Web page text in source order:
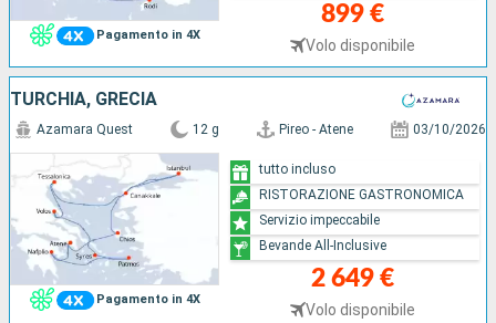
Pagamento in 4X
899 €
Volo disponibile
TURCHIA, GRECIA
Pagamento in 4X
Azamara Quest 12 g Pireo - Atene 03/10/2026
2 649 €
Volo disponibile
tutto incluso
RISTORAZIONE GASTRONOMICA
Servizio impeccabile
Bevande All-Inclusive